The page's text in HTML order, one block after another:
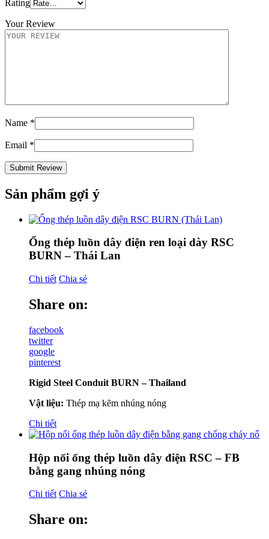
Rating
Your Review
Name *
Email *
Sản phẩm gợi ý
Ống thép luồn dây điện ren loại dày RSC
BURN – Thái Lan
Chi tiết Chia sẻ
Share on:
facebook
twitter
google
pinterest
Rigid Steel Conduit BURN – Thailand
Vật liệu: Thép mạ kẽm nhúng nóng
Chi tiết
Hộp nối ống thép luồn dây điện RSC – FB
bằng gang nhúng nóng
Chi tiết Chia sẻ
Share on: